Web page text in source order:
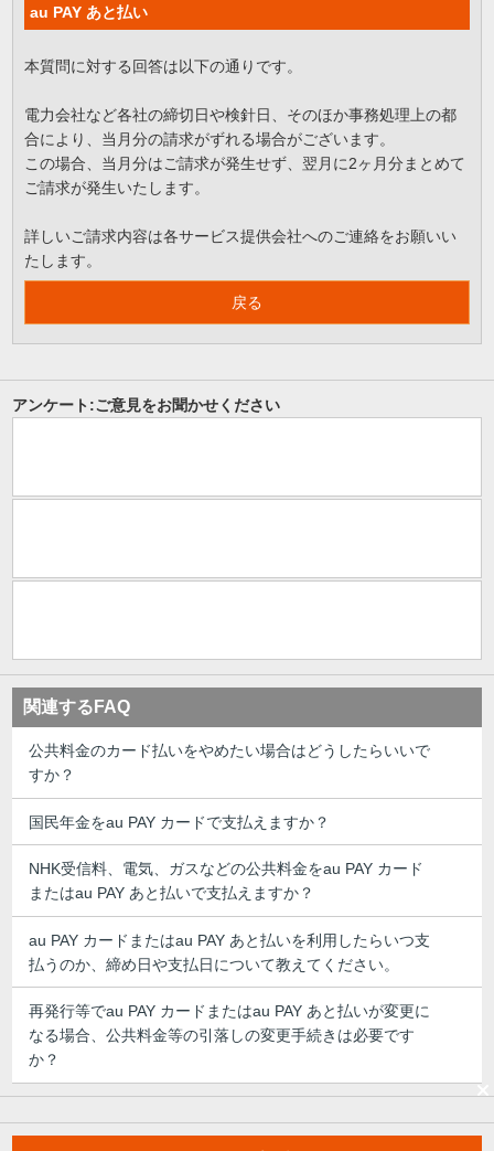
au PAY あと払い
本質問に対する回答は以下の通りです。
電力会社など各社の締切日や検針日、そのほか事務処理上の都
合により、当月分の請求がずれる場合がございます。
この場合、当月分はご請求が発生せず、翌月に2ヶ月分まとめて
ご請求が発生いたします。
詳しいご請求内容は各サービス提供会社へのご連絡をお願いい
たします。
戻る
アンケート:ご意見をお聞かせください
関連するFAQ
公共料金のカード払いをやめたい場合はどうしたらいいで
すか？
国民年金をau PAY カードで支払えますか？
NHK受信料、電気、ガスなどの公共料金をau PAY カード
またはau PAY あと払いで支払えますか？
au PAY カードまたはau PAY あと払いを利用したらいつ支
払うのか、締め日や支払日について教えてください。
再発行等でau PAY カードまたはau PAY あと払いが変更に
なる場合、公共料金等の引落しの変更手続きは必要です
か？